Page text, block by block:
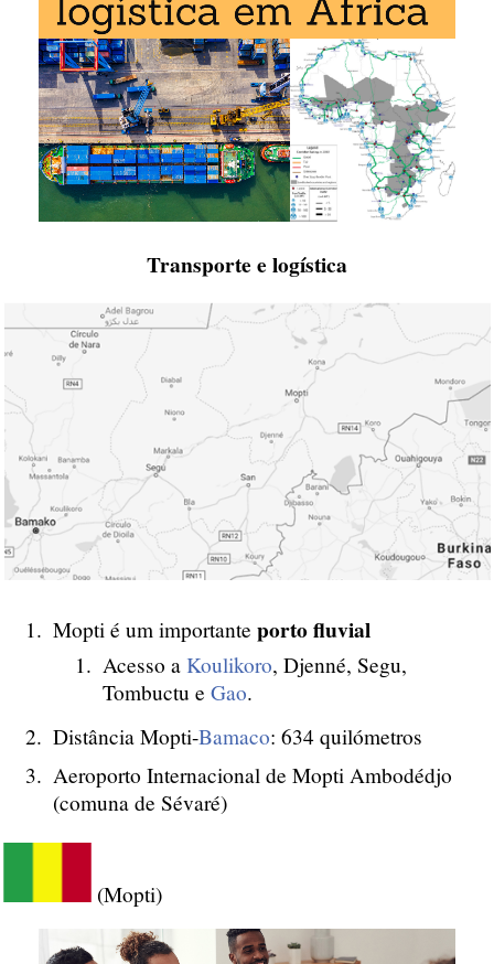
Transporte e logística
Mopti é um importante porto fluvial
Acesso a Koulikoro, Djenné, Segu,
Tombuctu e Gao.
Distância Mopti-Bamaco: 634 quilómetros
Aeroporto Internacional de Mopti Ambodédjo
(comuna de Sévaré)
(Mopti)